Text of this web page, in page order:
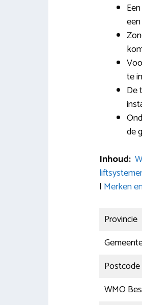
te
De
de
Inhoud:
| Merken
Provincie
Postcode
WMO